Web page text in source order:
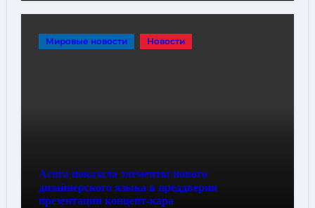
Мировые новости Новости
Acura показала элементы нового
дизайнерского языка в преддверии
презентации концепт-кара